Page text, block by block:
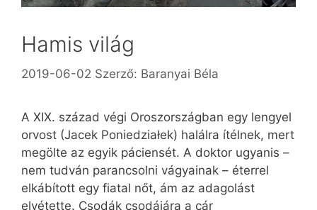
Hamis világ
2019-06-02 Szerző: Baranyai Béla
A XIX. század végi Oroszországban egy lengyel
orvost (Jacek Poniedziałek) halálra ítélnek, mert
megölte az egyik páciensét. A doktor ugyanis –
nem tudván parancsolni vágyainak – éterrel
elkábított egy fiatal nőt, ám az adagolást
elvétette. Csodák csodájára a cár